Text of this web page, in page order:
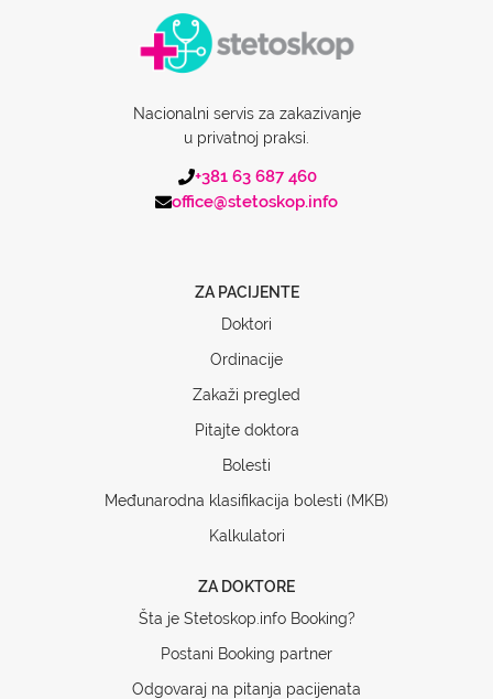
Nacionalni servis za zakazivanje
u privatnoj praksi.
+381 63 687 460
office@stetoskop.info
ZA PACIJENTE
Doktori
Ordinacije
Zakaži pregled
Pitajte doktora
Bolesti
Međunarodna klasifikacija bolesti (MKB)
Kalkulatori
ZA DOKTORE
Šta je Stetoskop.info Booking?
Postani Booking partner
Odgovaraj na pitanja pacijenata